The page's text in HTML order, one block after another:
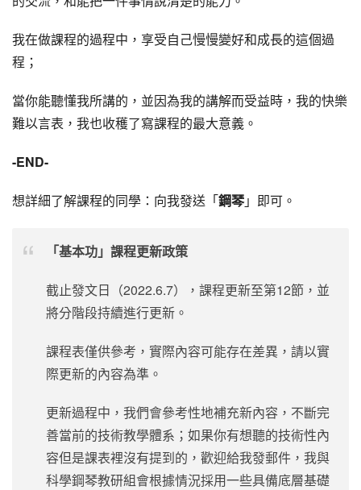
我在做課程的過程中，享受自己慢慢變好和成長的這個過
程；
當你能聽懂我所講的，並因為我的講解而受益時，我的快樂
難以言表，我也收穫了寫課程的最大意義。
-END-
想詳細了解課程的同學：向我發送「鋼琴」即可。
「基本功」課程更新政策
截止發文日（2022.6.7），課程更新至第12節，並
將分階段持續進行更新。
課程表僅供參考，實際內容可能存在差異，請以實
際更新的內容為準。
更新過程中，我們會參考性地補充新內容，不斷完
善當前的技術教學體系；如果你有想聽的技術性內
容但是課表裡沒有提到的，歡迎給我發郵件，我與
科學鋼琴教研組會根據情況採用一些具備底層基礎